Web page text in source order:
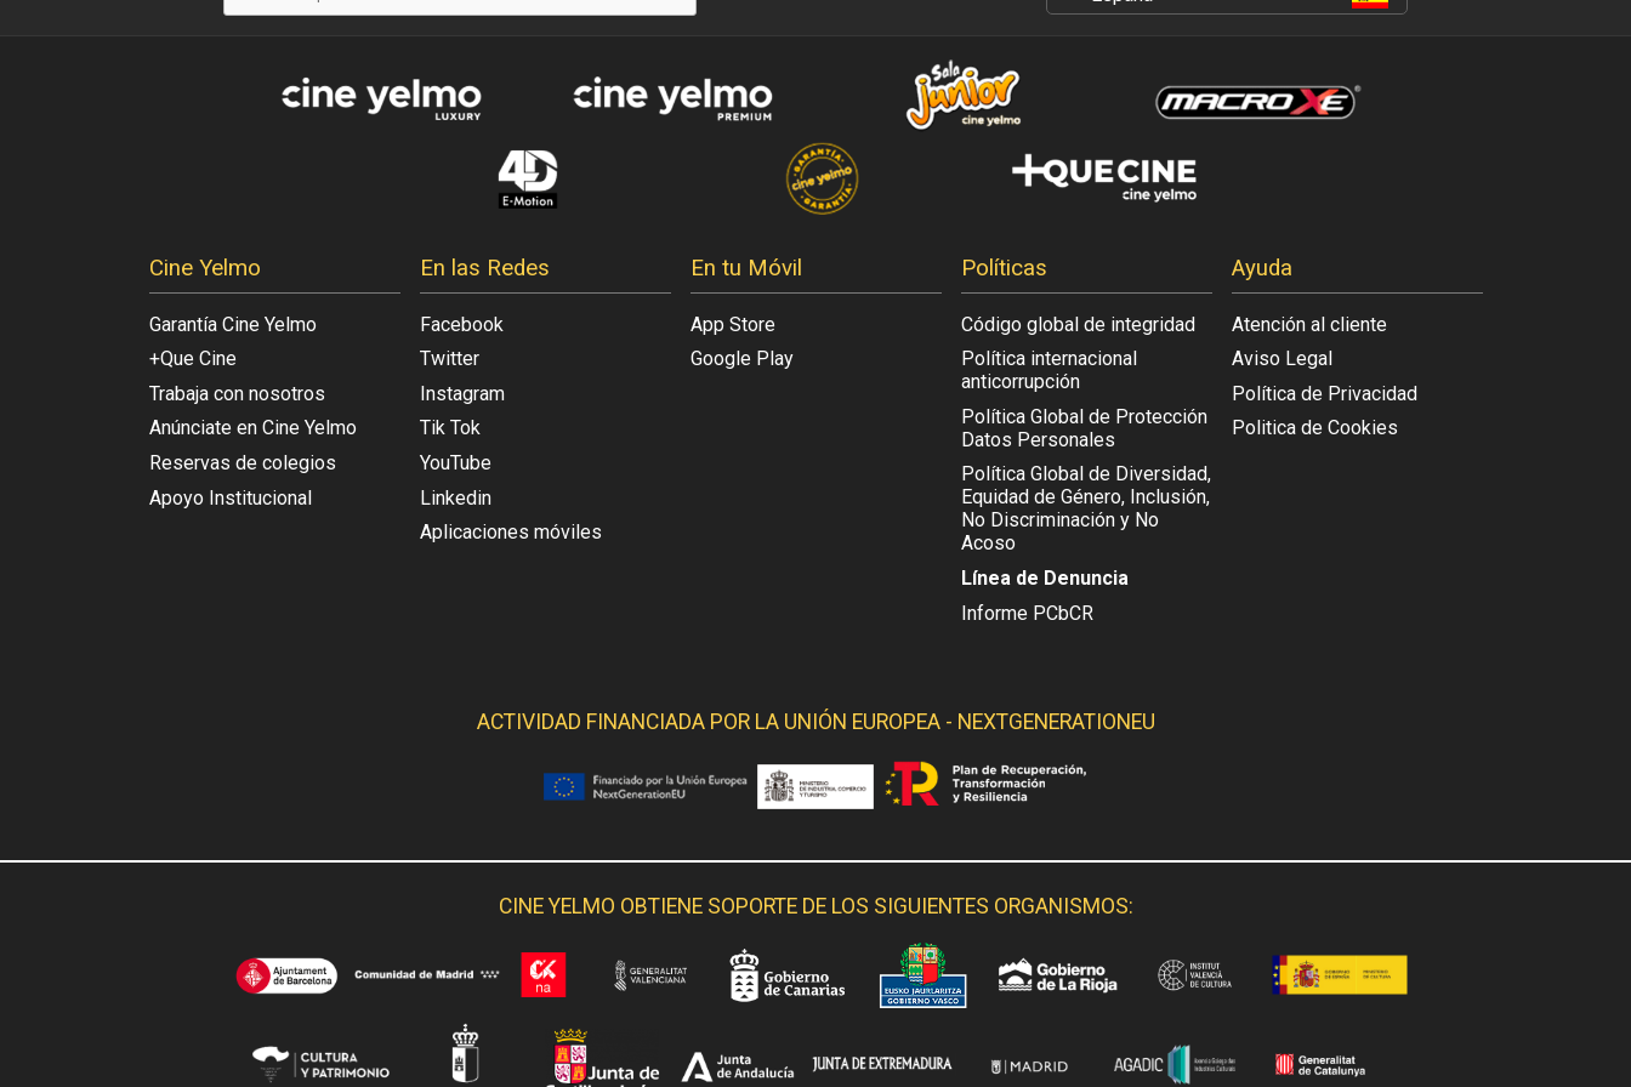
Cine Yelmo
Garantía Cine Yelmo
+Que Cine
Trabaja con nosotros
Anúnciate en Cine Yelmo
Reservas de colegios
Apoyo Institucional
En las Redes
Facebook
Twitter
Instagram
Tik Tok
YouTube
Linkedin
Aplicaciones móviles
En tu Móvil
App Store
Google Play
Políticas
Código global de integridad
Política internacional
anticorrupción
Política Global de Protección
Datos Personales
Política Global de Diversidad,
Equidad de Género, Inclusión,
No Discriminación y No
Acoso
Línea de Denuncia
Informe PCbCR
Ayuda
Atención al cliente
Aviso Legal
Política de Privacidad
Politica de Cookies
ACTIVIDAD FINANCIADA POR LA UNIÓN EUROPEA - NEXTGENERATIONEU
CINE YELMO OBTIENE SOPORTE DE LOS SIGUIENTES ORGANISMOS: